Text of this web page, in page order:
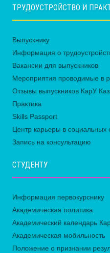
ТРУДОУСТРОЙСТВО И
Выпускнику
Информация о
Вакансии для выпускников
Мероприятия проводимые в
Отзывы выпускников КарУ
Практика
Skills Passport
Центр карьеры в социальных
Запись на консультацию
СТУДЕНТУ
Информация первокурснику
Академическая политика
Академический календарь
Академическая мобильность
Положение о признании